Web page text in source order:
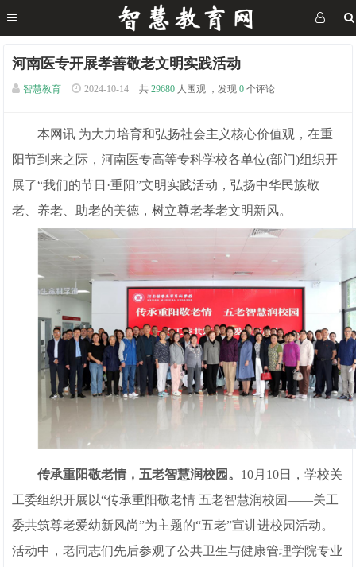
河南医专开展孝善敬老文明实践活动
智慧教育 2024-10-14 共 29680 人围观 ，发现 0 个评论
本网讯 为大力培育和弘扬社会主义核心价值观，在重
阳节到来之际，河南医专高等专科学校各单位(部门)组织开
展了“我们的节日·重阳”文明实践活动，弘扬中华民族敬
老、养老、助老的美德，树立尊老孝老文明新风。
传承重阳敬老情，五老智慧润校园。 10月10日，学校关
工委组织开展以“传承重阳敬老情 五老智慧润校园——关工
委共筑尊老爱幼新风尚”为主题的“五老”宣讲进校园活动。
活动中，老同志们先后参观了公共卫生与健康管理学院专业